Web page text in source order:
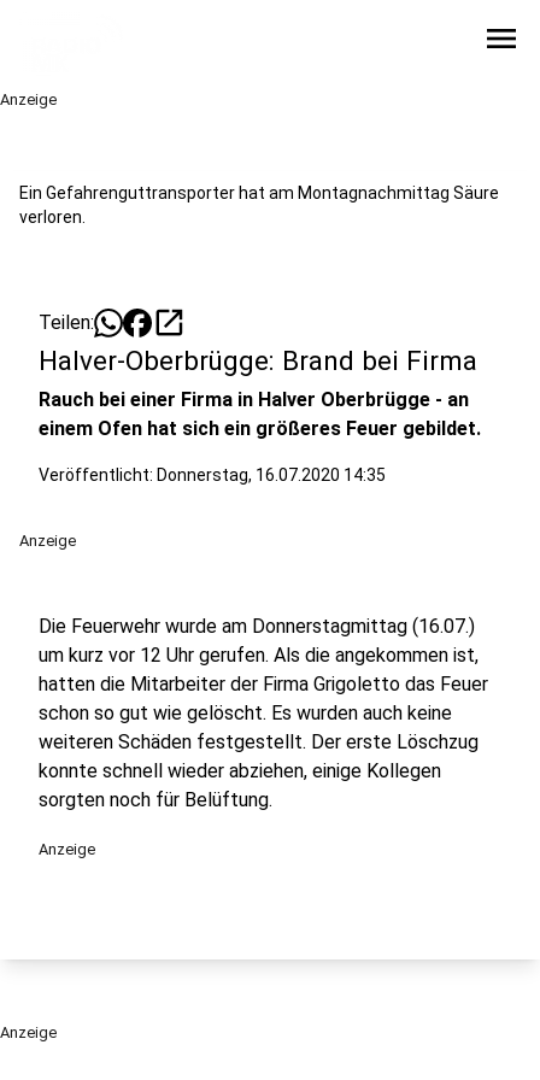
menu
Anzeige
Ein Gefahrenguttransporter hat am Montagnachmittag Säure
verloren.
Teilen: open_in_new
Halver-Oberbrügge: Brand bei Firma
Rauch bei einer Firma in Halver Oberbrügge - an
einem Ofen hat sich ein größeres Feuer gebildet.
Veröffentlicht: Donnerstag, 16.07.2020 14:35
Anzeige
Die Feuerwehr wurde am Donnerstagmittag (16.07.)
um kurz vor 12 Uhr gerufen. Als die angekommen ist,
hatten die Mitarbeiter der Firma Grigoletto das Feuer
schon so gut wie gelöscht. Es wurden auch keine
weiteren Schäden festgestellt. Der erste Löschzug
konnte schnell wieder abziehen, einige Kollegen
sorgten noch für Belüftung.
Anzeige
Anzeige